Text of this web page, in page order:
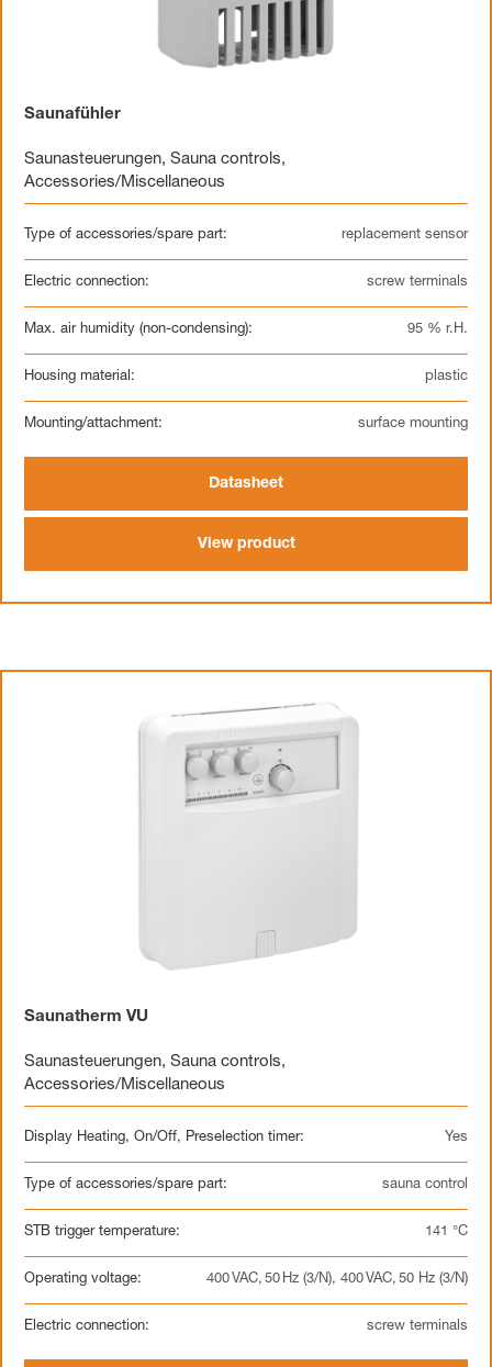
Saunafühler
Saunasteuerungen, Sauna controls,
Accessories/Miscellaneous
Type of accessories/spare part: replacement sensor
Electric connection: screw terminals
Max. air humidity (non-condensing): 95 % r.H.
Housing material: plastic
Mounting/attachment: surface mounting
Datasheet
View product
Saunatherm VU
Saunasteuerungen, Sauna controls,
Accessories/Miscellaneous
Display Heating, On/Off, Preselection timer: Yes
Type of accessories/spare part: sauna control
STB trigger temperature: 141 °C
Operating voltage: 400 VAC, 50 Hz (3/N), 400 VAC, 50 Hz (3/N)
Electric connection: screw terminals